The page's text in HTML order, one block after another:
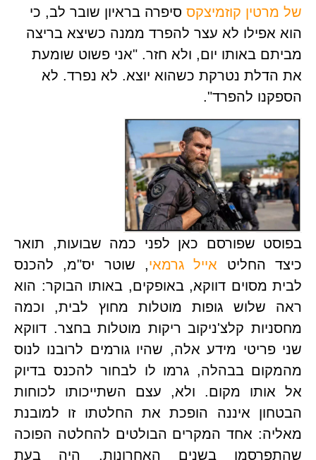
קוזמיצקססיפרה בראיון שובר לב, כי
אפילו לא עצר להפרד ממנה כשיצא בריצה
באותו יום, ולא חזר. "אני פשוט שומעת
נטרקת כשהוא יוצא. לא נפרד. לא
להפרד".
החליט אייל גרמאי
, שוטר יס"מ, להכנס
לבית מסוים דווקא, באופקים, באותו הבוקר: הוא
שני פריטי מידע אלה, שהיו גורמים לרובנו לנוס
אל אותו מקום. ולא, עצם השתייכותו לכוחות
הבטחון איננה הופכת את החלטתו זו למובנת
מאליה: אחד המקרים הבולטים להחלטה הפוכה